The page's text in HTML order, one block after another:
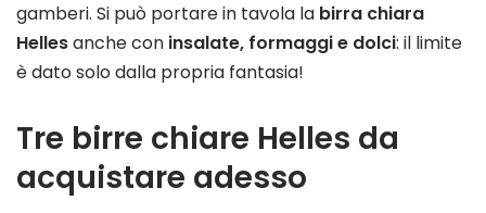
gamberi. Si può portare in tavola la birra chiara
Hellesanche con insalate, formaggi e dolci: il limite
è dato solo dalla propria fantasia!
Tre birre chiare Helles da
acquistare adesso